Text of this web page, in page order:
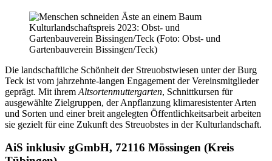
Kulturlandschaftspreis 2023: Obst- und
Gartenbauverein Bissingen/Teck (Foto: Obst- und
Gartenbauverein Bissingen/Teck)
Die landschaftliche Schönheit der Streuobstwiesen unter der Burg
Teck ist vom jahrzehnte-langen Engagement der Vereinsmitglieder
geprägt. Mit ihrem Altsortenmuttergarten, Schnittkursen für
ausgewählte Zielgruppen, der Anpflanzung klimaresistenter Arten
und Sorten und einer breit angelegten Öffentlichkeitsarbeit arbeiten
sie gezielt für eine Zukunft des Streuobstes in der Kulturlandschaft.
AiS inklusiv gGmbH, 72116 Mössingen (Kreis